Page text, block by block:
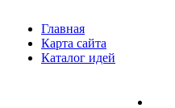
Главная
Карта сайта
Каталог идей